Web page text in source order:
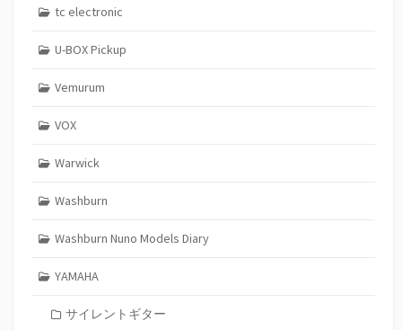
tc electronic
U-BOX Pickup
Vemurum
VOX
Warwick
Washburn
Washburn Nuno Models Diary
YAMAHA
サイレントギター